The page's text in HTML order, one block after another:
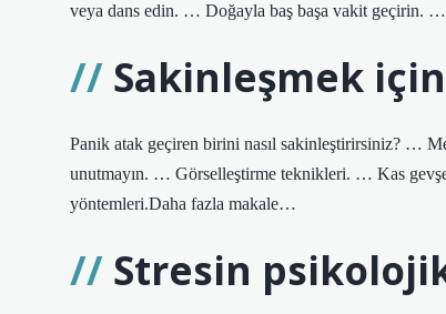
veya dans edin. … Doğayla baş başa vakit geçirin.
Sakinleşmek
Panik atak geçiren birini nasıl sakinleştirirsiniz? …
unutmayın. … Görselleştirme teknikleri. … Kas
yöntemleri.Daha fazla makale…
Stresin